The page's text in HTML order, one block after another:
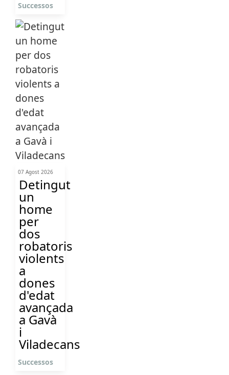
Successos
07 Agost 2026
Detingut
un
home
per
dos
robatoris
violents
a
dones
d'edat
avançada
a Gavà
i
Viladecans
Successos